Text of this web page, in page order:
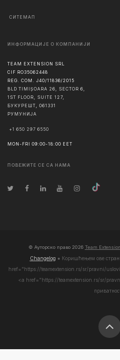
СИТЕМАП
ИНФОРМАЦИЈЕ О КОМПАНИЈИ
TEAM EXTENSION SRL
CIF RO35062448
REG. COM. J40/11836/2015
BLD TIMIȘOARA 26, SECTOR 6,
1ST FLOOR, SUITE 127,
БУКУРЕШТ
061331
РУМУНИЈА
+1 650 297 6550
MON-FRI 09:00-18:00 EET
ПОВЕЖИТЕ СЕ СА НАМА
© Ауторско право 2026 Team
Changelog ● Коришћењем ове
href="https://teamextension.rs/sr/pravni/
<а href="https://teamextension.rs/sr/